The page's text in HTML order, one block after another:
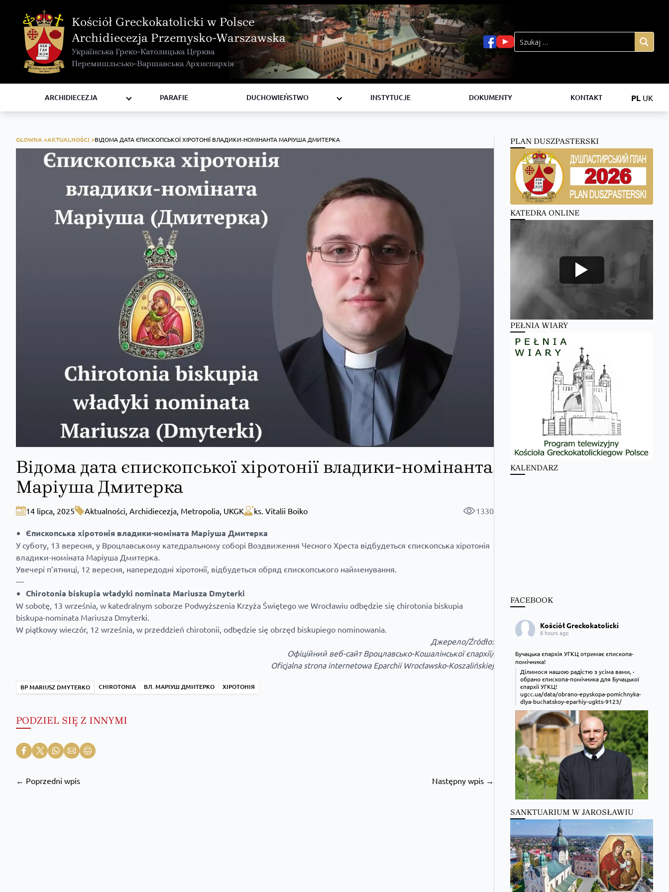
Kościół Greckokatolicki w Polsce
Archidiecezja Przemysko-Warszawska
Українська Греко-Католицька Церква
Перемишльсько-Варшавська Архиєпархія
ARCHIDIECEZJA
KURIA METROPOLITALNA
KAPITUŁA
KOMISJE I WYDZIAŁY
RADY
ZAKONY I ZGROMADZENIA
PARAFIE
DUCHOWIEŃSTWO
BISKUPI
KSIĘŻA
INSTYTUCJE
DOKUMENTY KONTAKT PL UK
GŁOWNA >AKTUALNOŚCI >ВІДОМА ДАТА ЄПИСКОПСЬКОЇ ХІРОТОНІЇ ВЛАДИКИ-НОМІНАНТА МАРІУША ДМИТЕРКА
Відома дата єпископської хіротонії владики-номінанта
Маріуша Дмитерка
14 lipca, 2025 Aktualności, Archidiecezja, Metropolia, UKGK ks. Vitalii Boiko 1330
Єпископська хіротонія владики-номіната Маріуша Дмитерка
У суботу, 13 вересня, у Вроцлавському катедральному соборі Воздвиження Чесного Хреста відбудеться єпископська хіротонія
владики-номіната Маріуша Дмитерка.
Увечері п’ятниці, 12 вересня, напередодні хіротонії, відбудеться обряд єпископського найменування.
—
Chirotonia biskupia władyki nominata Mariusza Dmyterki
W sobotę, 13 września, w katedralnym soborze Podwyższenia Krzyża Świętego we Wrocławiu odbędzie się chirotonia biskupia
biskupa-nominata Mariusza Dmyterki.
W piątkowy wieczór, 12 września, w przeddzień chirotonii, odbędzie się obrzęd biskupiego nominowania.
Джерело/Źródło:
Офіційний веб-сайт Вроцлавсько-Кошалінської єпархії/
Oficjalna strona internetowa Eparchii Wrocławsko-Koszalińskiej
BP MARIUSZ DMYTERKO CHIROTONIA ВЛ. МАРІУШ ДМИТЕРКО ХІРОТОНІЯ
PODZIEL SIĘ Z INNYMI
← Poprzedni wpis Następny wpis →
PLAN DUSZPASTERSKI
KATEDRA ONLINE
PEŁNIA WIARY
KALENDARZ
FACEBOOK
Kościół Greckokatolicki
8 hours ago
Бучацька єпархія УГКЦ отримає єпископа-
помічника!
Ділимося нашою радістю з усіма вами, -
обрано єпископа-помічника для Бучацької
єпархії УГКЦ!
ugcc.ua/data/obrano-epyskopa-pomichnyka-
dlya-buchatskoy-eparhiy-ugkts-9123/
Zobacz na Facebooku · Udostępnij
Kościół GreckokatolickiKościół
Greckokatolicki zmienił(a) swój
status.
8 hours ago
SANKTUARIUM W JAROSŁAWIU